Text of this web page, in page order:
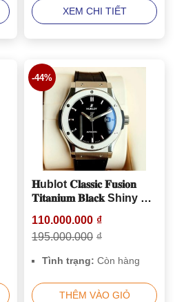
XEM CHI TIẾT
𝐇ublot 𝐂𝐥𝐚𝐬𝐬𝐢𝐜 𝐅𝐮𝐬𝐢𝐨𝐧
𝐓𝐢𝐭𝐚𝐧𝐢𝐮𝐦 𝐁𝐥𝐚𝐜𝐤 Shiny –
110.000.000 ₫
195.000.000 ₫
Tình trạng: Còn hàng
THÊM VÀO GIỎ
-44%